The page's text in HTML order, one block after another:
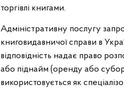
торгівлі книгами.
Адміністративну послугу
книговидавничої справи в
відповідність надає право
або піднайм (оренду або
використовується як